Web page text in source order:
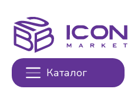
Каталог